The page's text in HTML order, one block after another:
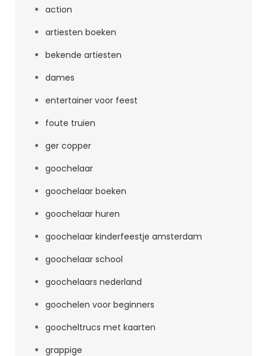
action
artiesten boeken
bekende artiesten
dames
entertainer voor feest
foute truien
ger copper
goochelaar
goochelaar boeken
goochelaar huren
goochelaar kinderfeestje amsterdam
goochelaar school
goochelaars nederland
goochelen voor beginners
goocheltrucs met kaarten
grappige